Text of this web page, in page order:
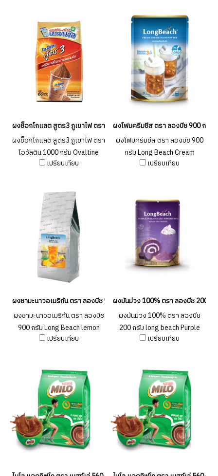
ผงช็อกโกแลต สูตร3 ภูเขาไฟ ตราโอวัลติน 1000 กรัม Ovaltine
ผงช็อกโกแลต สูตร3 ภูเขาไฟ ตรา
โอวัลติน 1000 กรัม Ovaltine
Chocolate Formular 3 1000g.
เปรียบเทียบ
ผงโฟมครีมชีส ตรา ลองบีช 900 กรัม
ผงโฟมครีมชีส ตรา ลองบีช 900
กรัม Long Beach Cream
Cheese Powder 400g.
เปรียบเทียบ
ผงชามะนาวอเมริกัน ตรา ลองบีช 900 กรัม Long Beach lemon Powder
ผงชามะนาวอเมริกัน ตรา ลองบีช
900 กรัม Long Beach lemon
Powder 900g.
เปรียบเทียบ
ผงมันม่วง 100% ตรา ลองบีช 200 ก
ผงมันม่วง 100% ตรา ลองบีช
200 กรัม long beach Purple
Sweet Potato Powder 100%
เปรียบเทียบ